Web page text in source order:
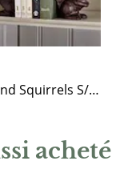
Book End Squirrels S/2 Cast Iron Antique Brown
acheté